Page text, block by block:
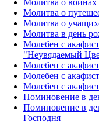
Молитва о воинах
Молитва о
Молитва о
Молитва в день
Молебен с
"Неувядаемый
Молебен с
Молебен с
Молебен с
Поминовение в
Поминовение в
Господня